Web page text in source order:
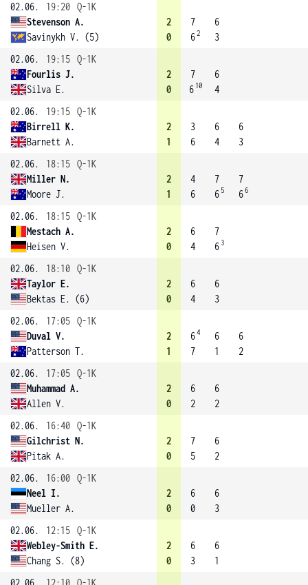
02.06.
19:20 Q-1K
Stevenson A.
Savinykh V. (5)
2
0
7
62
6
3
02.06.
19:15 Q-1K
Fourlis J.
Silva E.
2
0
7
6 10
6
4
02.06.
19:15 Q-1K
Birrell K.
Barnett A.
2
1
3
6
6
4
6
3
02.06.
18:15 Q-1K
Miller N.
Moore J.
2
1
4
6
7
6 5
7
66
02.06. 18:15 Q-1K
Mestach A.
Heisen V.
2
0
6
4
7
6 3
02.06. 18:10 Q-1K
Taylor E.
Bektas E. (6)
2
0
6
4
6
3
02.06.
17:05 Q-1K
Duval V.
Patterson T.
2
1
64
7
6
1
6
2
02.06.
17:05 Q-1K
Muhammad A.
Allen V.
2
0
6
2
6
2
02.06.
16:40 Q-1K
Gilchrist N.
Pitak A.
2
0
7
5
6
2
02.06.
16:00 Q-1K
Neel I.
Mueller A.
2
0
6
0
6
3
02.06.
12:15 Q-1K
Webley-Smith E.
Chang S. (8)
2
0
6
3
6
1
02.06.
12:10 Q-1K